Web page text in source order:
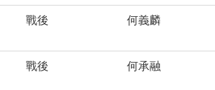
戰後 何義麟
戰後 何承融